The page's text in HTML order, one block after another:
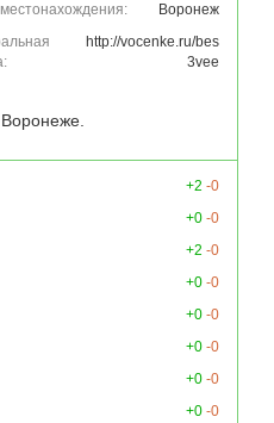
Воронеж
http://vocenke.ru/bes
3vee
+2 -0
+0 -0
+2 -0
+0 -0
+0 -0
+0 -0
+0 -0
+0 -0